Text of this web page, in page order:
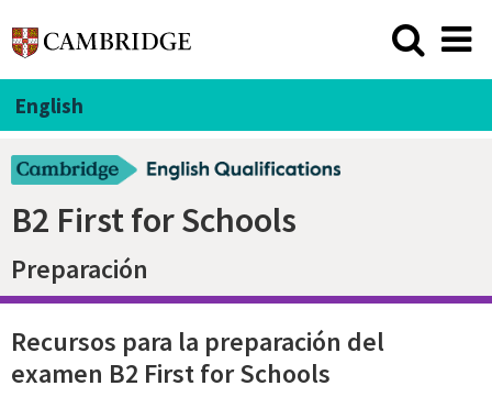
English
B2 First for Schools
Preparación
Recursos para la preparación del
examen B2 First for Schools